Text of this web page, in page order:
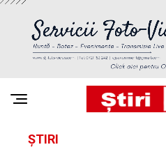
ȘTIRI